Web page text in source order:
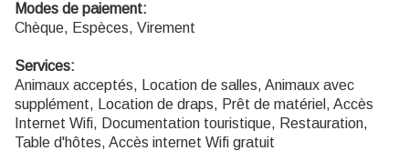
Modes de paiement:
Chèque, Espèces, Virement
Services:
Animaux acceptés, Location de salles, Animaux avec
supplément, Location de draps, Prêt de matériel, Accès
Internet Wifi, Documentation touristique, Restauration,
Table d'hôtes, Accès internet Wifi gratuit